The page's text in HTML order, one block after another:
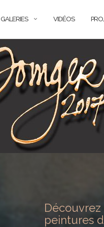
GALERIES VIDÉOS
peintures